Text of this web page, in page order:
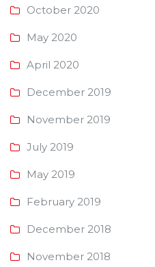
October 2020
May 2020
April 2020
December 2019
November 2019
July 2019
May 2019
February 2019
December 2018
November 2018